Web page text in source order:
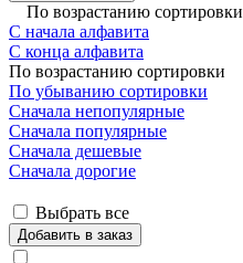
По возрастанию сортировки
С начала алфавита
С конца алфавита
По возрастанию сортировки
По убыванию сортировки
Сначала непопулярные
Сначала популярные
Сначала дешевые
Сначала дорогие
Выбрать все
Добавить в заказ